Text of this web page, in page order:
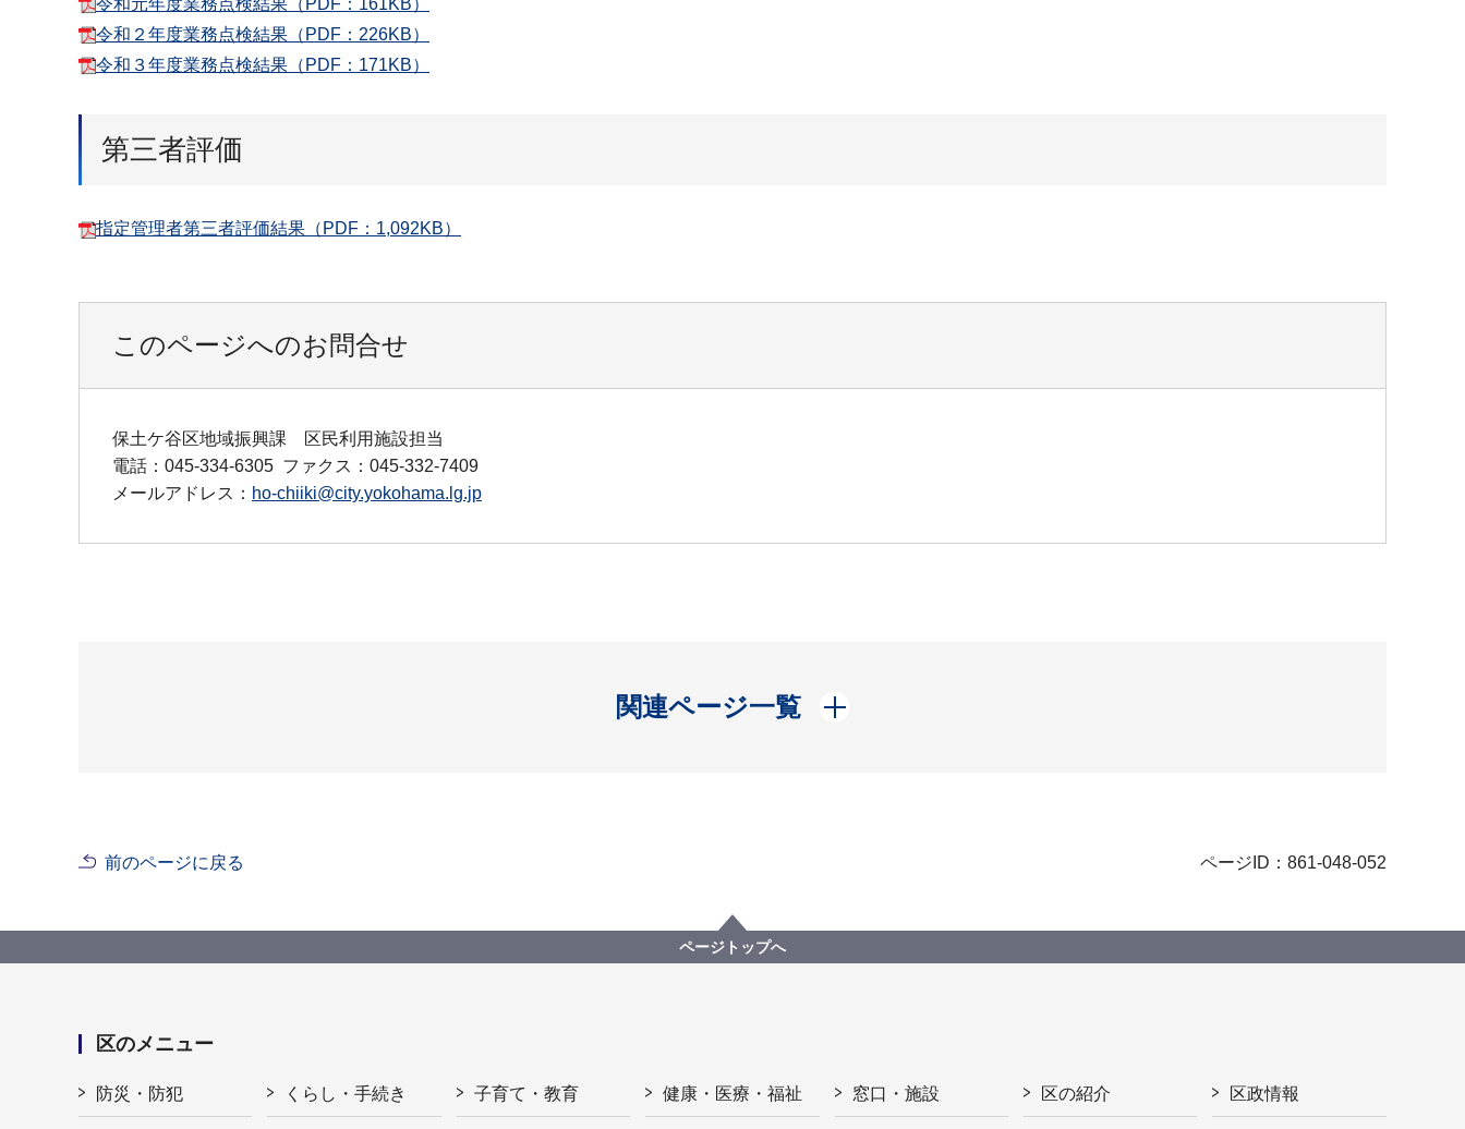
令和２年度業務点検結果（PDF：226KB）
令和３年度業務点検結果（PDF：171KB）
第三者評価
指定管理者第三者評価結果（PDF：1,092KB）
このページへのお問合せ
保土ケ谷区地域振興課 区民利用施設担当
電話：045-334-6305 ファクス：045-332-7409
メールアドレス： ho-chiiki@city.yokohama.lg.jp
関連ページ一覧
開く
前のページに戻る ページID：861-048-052
ページトップへ
区のメニュー
防災・防犯 くらし・手続き 子育て・教育 健康・医療・福祉 窓口・施設 区の紹介 区政情報